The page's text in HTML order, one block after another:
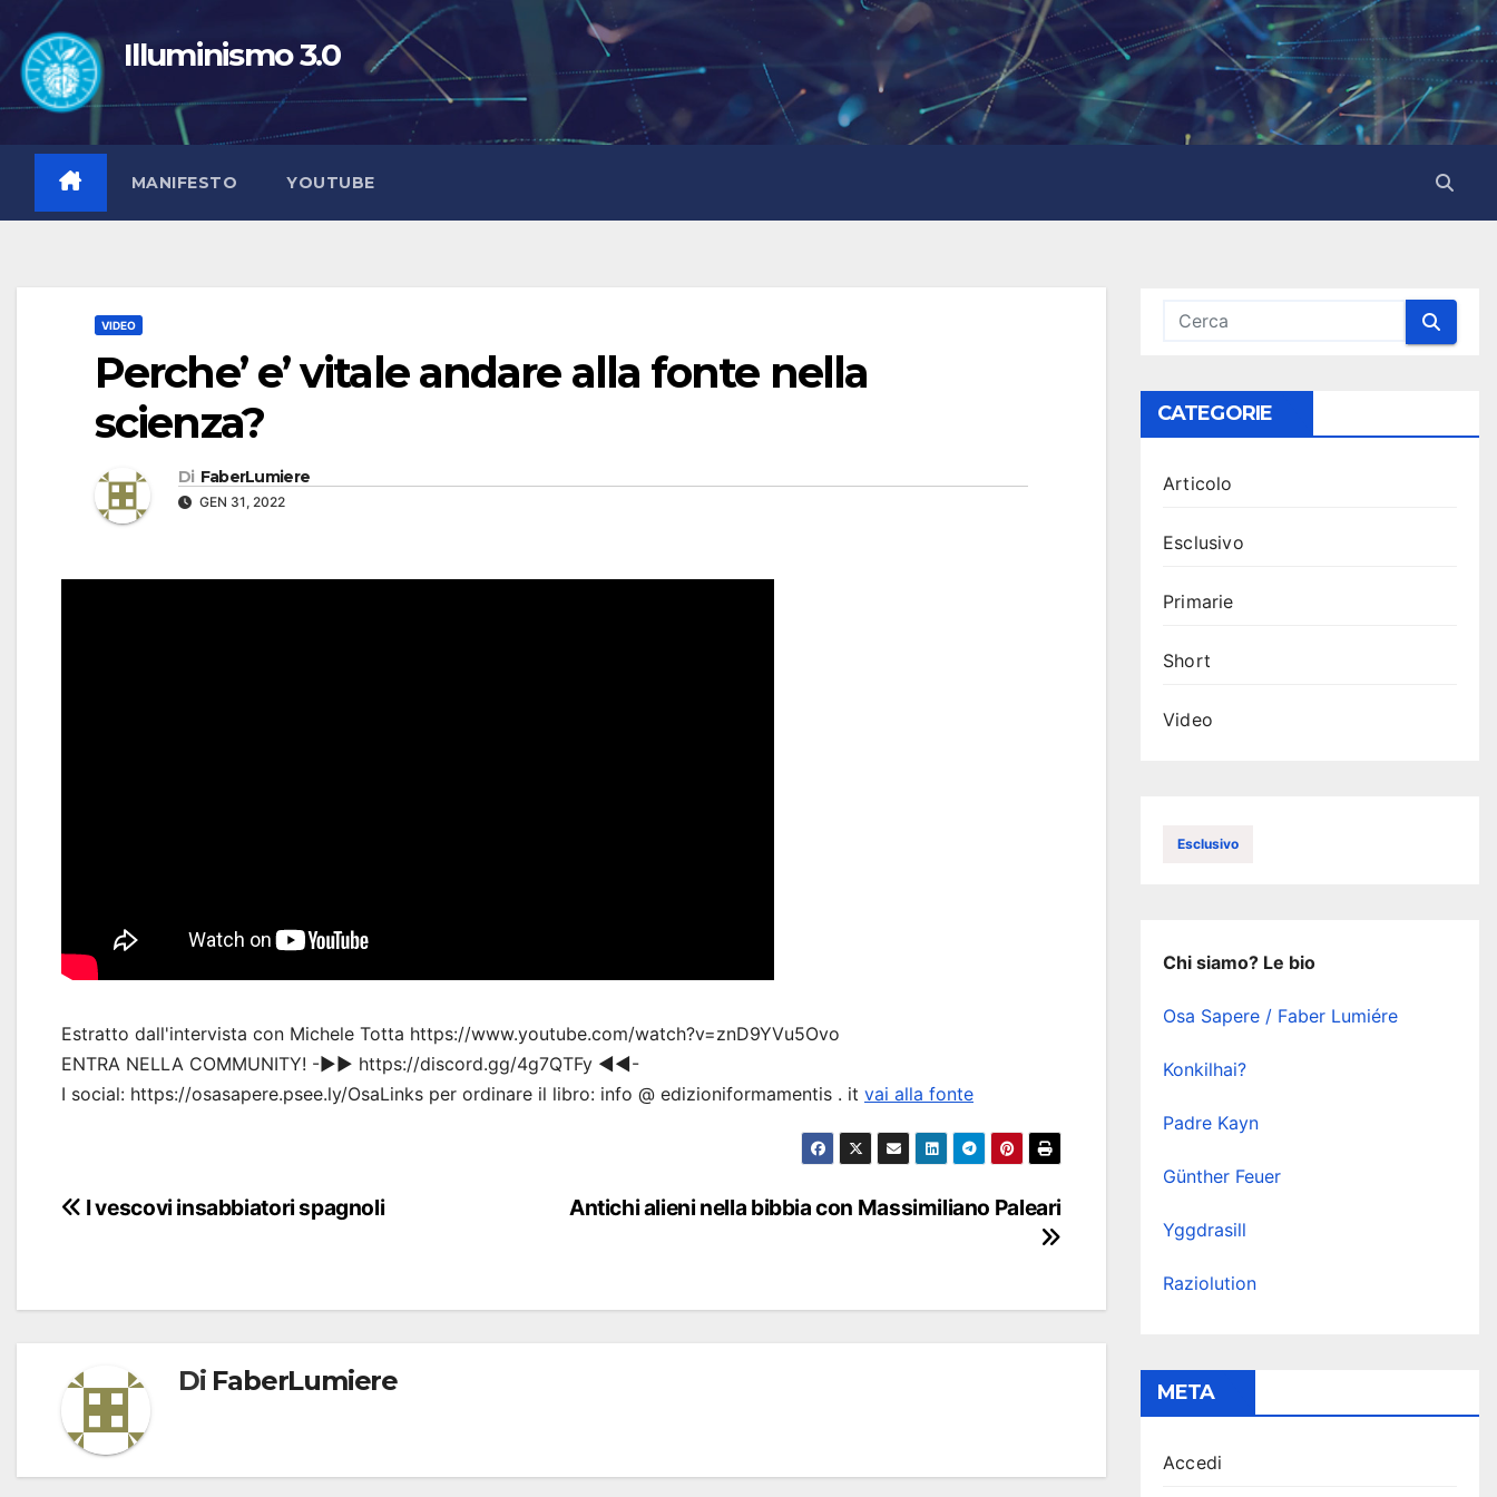
contenuto
Illuminismo 3.0
MANIFESTO YOUTUBE
VIDEO
Perche’ e’ vitale andare alla fonte nella
scienza?
Di FaberLumiere
GEN 31, 2022
Estratto dall'intervista con Michele Totta https://www.youtube.com/watch?v=znD9YVu5Ovo
ENTRA NELLA COMMUNITY! -▶▶ https://discord.gg/4g7QTFy ◀◀-
I social: https://osasapere.psee.ly/OsaLinks per ordinare il libro: info @ edizioniformamentis . it vai alla fonte
Navigazione
Antichi alieni nella bibbia con Massimiliano Paleari
I vescovi insabbiatori spagnoli
Di FaberLumiere
CATEGORIE
Articolo
Esclusivo
Primarie
Short
Video
Esclusivo
Chi siamo? Le bio
Osa Sapere / Faber Lumiére
Konkilhai?
Padre Kayn
Günther Feuer
Yggdrasill
Raziolution
META
Accedi